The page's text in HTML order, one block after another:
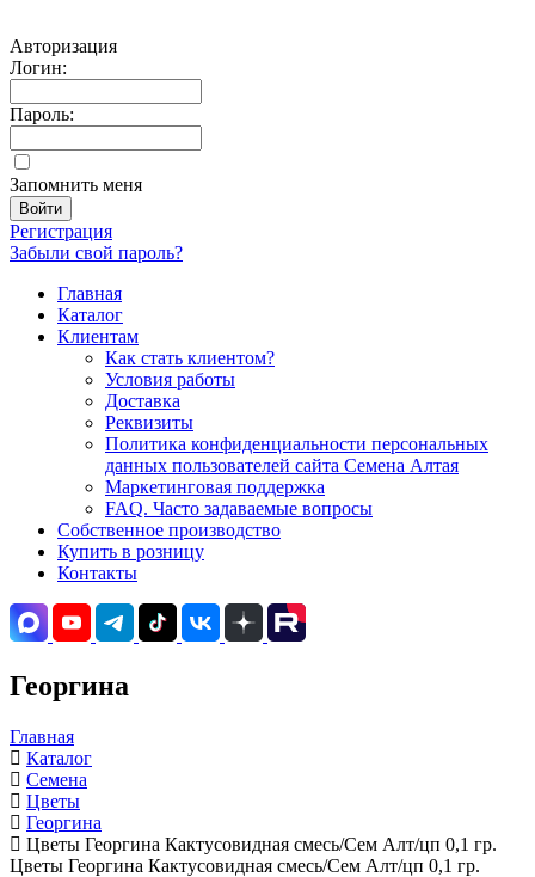
Авторизация
Логин:
Пароль:
Запомнить меня
Регистрация
Забыли свой пароль?
Главная
Каталог
Клиентам
Как стать клиентом?
Условия работы
Доставка
Реквизиты
Политика конфиденциальности персональных
данных пользователей сайта Семена Алтая
Маркетинговая поддержка
FAQ. Часто задаваемые вопросы
Собственное производство
Купить в розницу
Контакты
Георгина
Главная
Каталог
Семена
Цветы
Георгина
Цветы Георгина Кактусовидная смесь/Сем Алт/цп 0,1 гр.
Цветы Георгина Кактусовидная смесь/Сем Алт/цп 0,1 гр.